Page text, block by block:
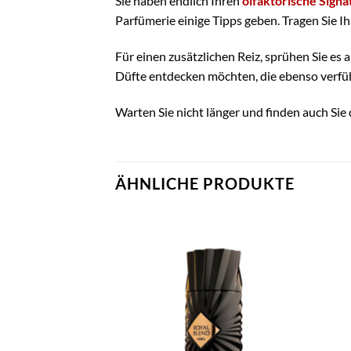
Parfümerie einige Tipps geben. Tragen Sie
Für einen zusätzlichen Reiz, sprühen Sie
Düfte entdecken möchten, die ebenso
Warten Sie nicht länger und finden auch Sie
ÄHNLICHE PRODUKTE